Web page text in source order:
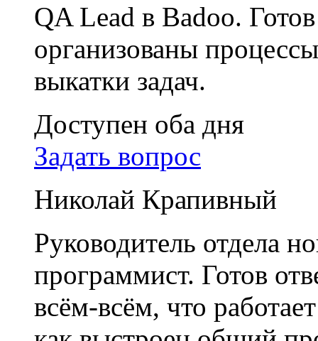
QA Lead в Badoo.
организованы
выкатки задач.
Доступен оба дня
Задать вопрос
Николай Крапивный
Руководитель отдела
программист. Готов
всём-всём, что